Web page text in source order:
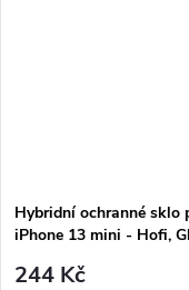
Hybridní ochranné sklo
iPhone 13 mini - Hofi,
244 Kč